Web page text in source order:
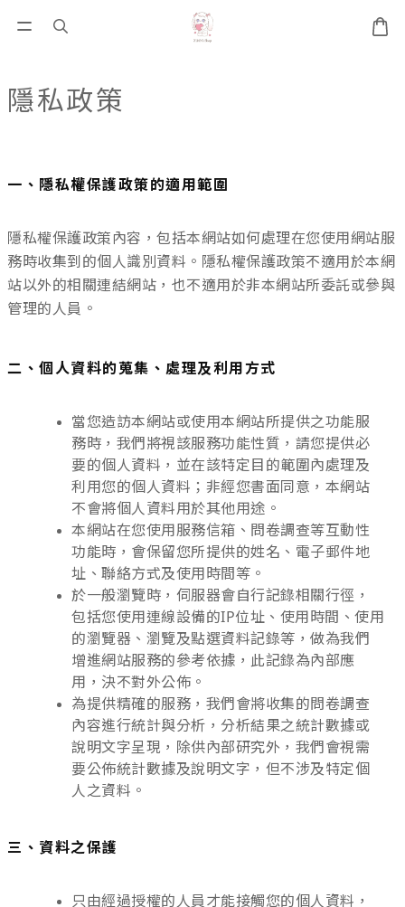
隱私政策
一、隱私權保護政策的適用範圍
隱私權保護政策內容，包括本網站如何處理在您使用網站服
務時收集到的個人識別資料。隱私權保護政策不適用於本網
站以外的相關連結網站，也不適用於非本網站所委託或參與
管理的人員。
二、個人資料的蒐集、處理及利用方式
當您造訪本網站或使用本網站所提供之功能服
務時，我們將視該服務功能性質，請您提供必
要的個人資料，並在該特定目的範圍內處理及
利用您的個人資料；非經您書面同意，本網站
不會將個人資料用於其他用途。
本網站在您使用服務信箱、問卷調查等互動性
功能時，會保留您所提供的姓名、電子郵件地
址、聯絡方式及使用時間等。
於一般瀏覽時，伺服器會自行記錄相關行徑，
包括您使用連線設備的IP位址、使用時間、使用
的瀏覽器、瀏覽及點選資料記錄等，做為我們
增進網站服務的參考依據，此記錄為內部應
用，決不對外公佈。
為提供精確的服務，我們會將收集的問卷調查
內容進行統計與分析，分析結果之統計數據或
說明文字呈現，除供內部研究外，我們會視需
要公佈統計數據及說明文字，但不涉及特定個
人之資料。
三、資料之保護
只由經過授權的人員才能接觸您的個人資料，